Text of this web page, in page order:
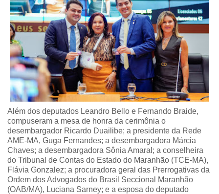
Além dos deputados Leandro Bello e Fernando Braide,
compuseram a mesa de honra da cerimônia o
desembargador Ricardo Duailibe; a presidente da Rede
AME-MA, Guga Fernandes; a desembargadora Márcia
Chaves; a desembargadora Sônia Amaral; a conselheira
do Tribunal de Contas do Estado do Maranhão (TCE-MA),
Flávia Gonzalez; a procuradora geral das Prerrogativas da
Ordem dos Advogados do Brasil Seccional Maranhão
(OAB/MA), Luciana Sarney; e a esposa do deputado